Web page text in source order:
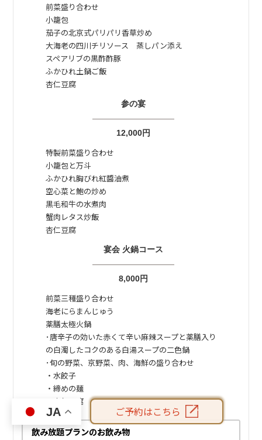
ご予約はこちら
ご予約はこちら
ご予約はこちら
前菜盛り合わせ
小籠包
茄子の北京式パリパリ香草炒め
大海老の四川チリソース 蒸しパン添え
スペアリブの黒酢酢豚
ふかひれ土鍋ご飯
杏仁豆腐
参の宴
——————————
12,000円
特製前菜盛り合わせ
小籠包と万斗
ふかひれ胸びれ紅醬油煮
空心菜と鮑の炒め
黒毛和牛の水煮肉
蟹肉レタス炒飯
杏仁豆腐
宴会 火鍋コース
——————————
8,000円
前菜三種盛り合わせ
海老にらまんじゅう
薬膳太極火鍋
･唐辛子の効いた赤くて辛い麻辣スープと薬膳入り
の白濁したコクのある白湯スープの二色鍋
･旬の野菜、京野菜、肉、海鮮の盛り合わせ
・水餃子
・締めの麺
・杏仁豆腐
飲み放題プランのお飲み物
JA